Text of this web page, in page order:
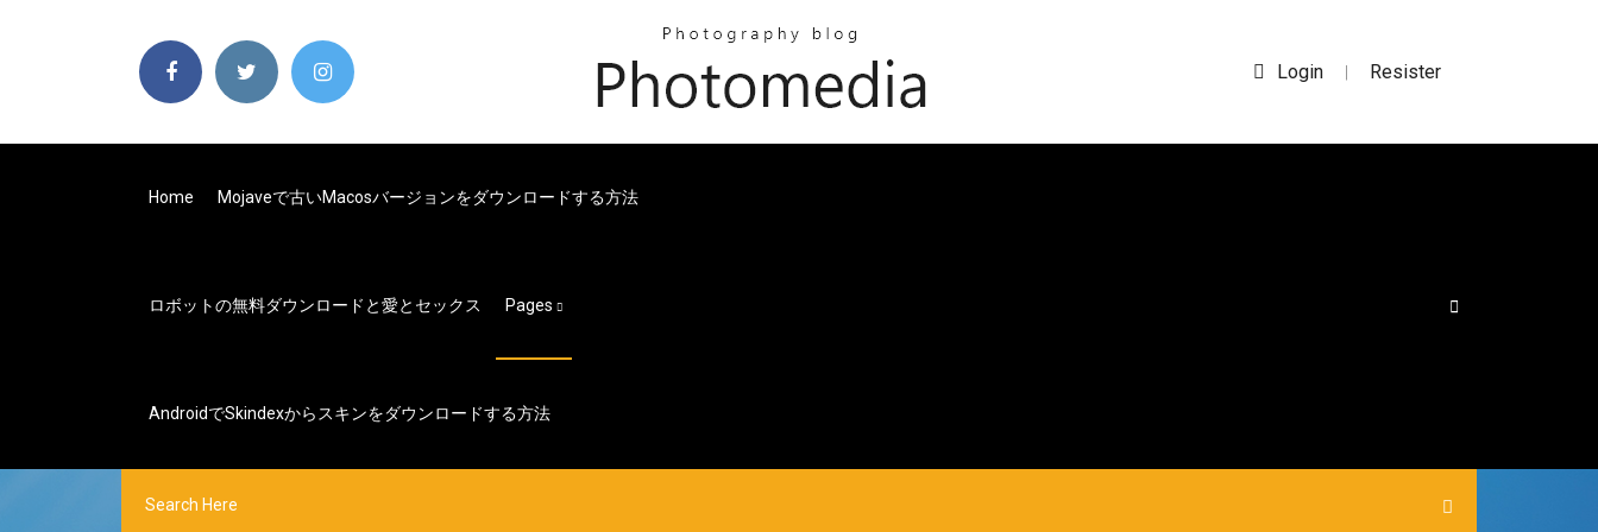
Login | Resister
Home Mojaveで古いmacosバージョンをダウンロードする方法
ロボットの無料ダウンロードと愛とセックス Pages
Androidでskindexからスキンをダウンロードする方法